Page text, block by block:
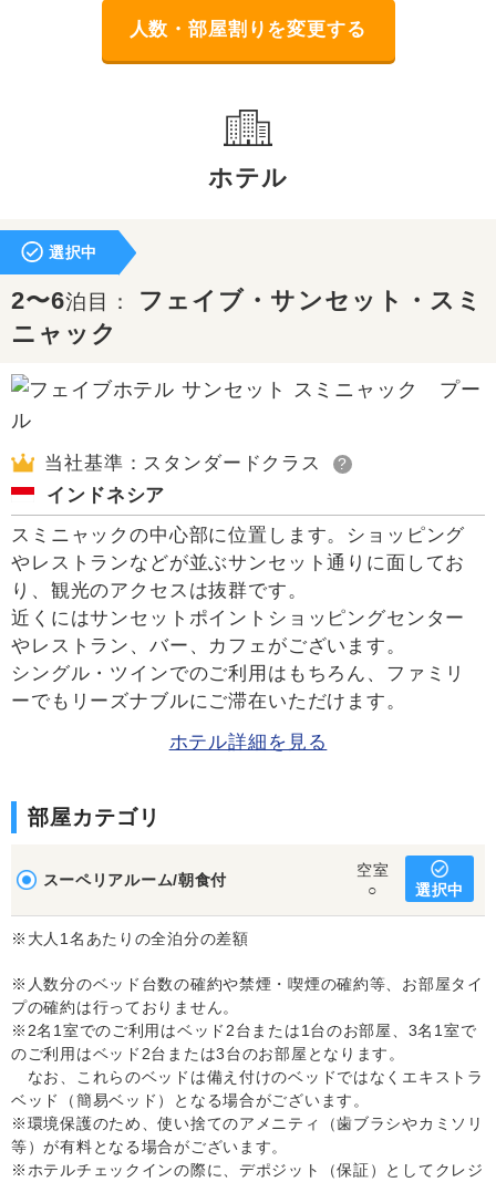
人数・部屋割りを変更する
ホテル
選択中
2〜6泊目： フェイブ・サンセット・スミ
ニャック
当社基準：スタンダードクラス ?
インドネシア
スミニャックの中心部に位置します。ショッピング
やレストランなどが並ぶサンセット通りに面してお
り、観光のアクセスは抜群です。
近くにはサンセットポイントショッピングセンター
やレストラン、バー、カフェがございます。
シングル・ツインでのご利用はもちろん、ファミリ
ーでもリーズナブルにご滞在いただけます。
ホテル詳細を見る
部屋カテゴリ
スーペリアルーム/朝食付
空室
○
選択中
※大人1名あたりの全泊分の差額
※人数分のベッド台数の確約や禁煙・喫煙の確約等、お部屋タイ
プの確約は行っておりません。
※2名1室でのご利用はベッド2台または1台のお部屋、3名1室で
のご利用はベッド2台または3台のお部屋となります。
なお、これらのベッドは備え付けのベッドではなくエキストラ
ベッド（簡易ベッド）となる場合がございます。
※環境保護のため、使い捨てのアメニティ（歯ブラシやカミソリ
等）が有料となる場合がございます。
※ホテルチェックインの際に、デポジット（保証）としてクレジ